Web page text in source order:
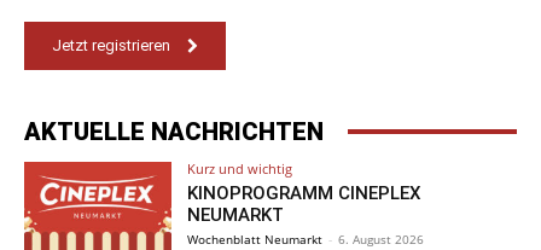
Jetzt registrieren
AKTUELLE NACHRICHTEN
Kurz und wichtig
KINOPROGRAMM CINEPLEX
NEUMARKT
Wochenblatt Neumarkt - 6. August 2026